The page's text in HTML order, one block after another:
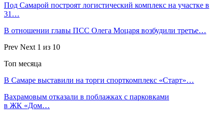
Под Самарой построят логистический комплекс на участке в
31…
В отношении главы ПСС Олега Моцаря возбудили третье…
Prev Next 1 из 10
Топ месяца
В Самаре выставили на торги спорткомплекс «Старт»…
Вахрамовым отказали в поблажках с парковками
в ЖК «Дом…